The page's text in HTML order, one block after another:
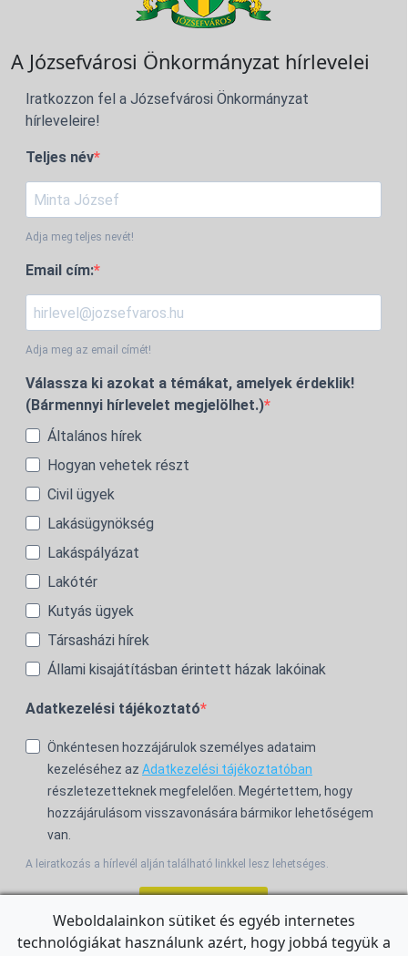
A Józsefvárosi Önkormányzat hírlevelei
Iratkozzon fel a Józsefvárosi Önkormányzat
hírleveleire!
Teljes név
Adja meg teljes nevét!
Email cím:
Adja meg az email címét!
Válassza ki azokat a témákat, amelyek érdeklik!
(Bármennyi hírlevelet megjelölhet.)
Általános hírek
Hogyan vehetek részt
Civil ügyek
Lakásügynökség
Lakáspályázat
Lakótér
Kutyás ügyek
Társasházi hírek
Állami kisajátításban érintett házak lakóinak
Adatkezelési tájékoztató
Önkéntesen hozzájárulok személyes adataim
kezeléséhez az Adatkezelési tájékoztatóban
részletezetteknek megfelelően. Megértettem, hogy
hozzájárulásom visszavonására bármikor lehetőségem
van.
A leiratkozás a hírlevél alján található linkkel lesz lehetséges.
Weboldalainkon sütiket és egyéb internetes
technológiákat használunk azért, hogy jobbá tegyük a